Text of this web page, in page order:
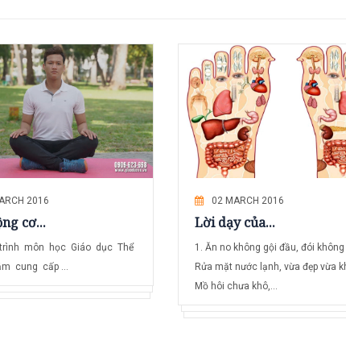
2016
cơ...
môn học Giáo dục Thể
cung cấp ...
02 MARCH 2016
Lời dạy của...
1. Ăn no không gội đầu, đói
Rửa mặt nước lạnh, vừa đẹp vừa
Mồ hôi chưa khô,...